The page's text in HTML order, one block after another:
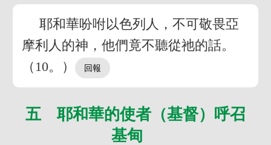
耶和華吩咐以色列人，不可敬畏亞
摩利人的神，他們竟不聽從祂的話。
（10。）
五 耶和華的使者（基督）呼召
基甸